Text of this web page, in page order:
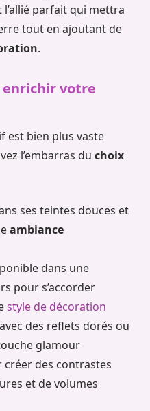
l’allié parfait qui mettra
tout en ajoutant de
.
enrichir votre
est bien plus vaste
l’embarras du choix
ses teintes douces et
ambiance
dans une
pour s’accorder
style de décoration
des reflets dorés ou
glamour
créer des contrastes
et de volumes